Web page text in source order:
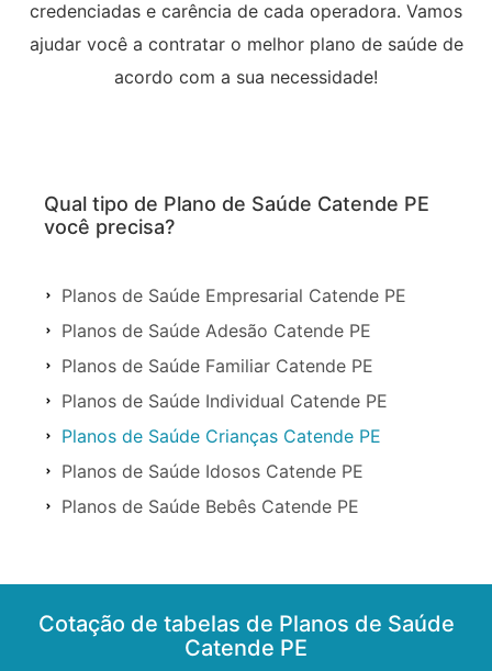
credenciadas e carência de cada operadora. Vamos
ajudar você a contratar o melhor plano de saúde de
acordo com a sua necessidade!
Qual tipo de Plano de Saúde Catende PE
você precisa?
Planos de Saúde Empresarial Catende PE
Planos de Saúde Adesão Catende PE
Planos de Saúde Familiar Catende PE
Planos de Saúde Individual Catende PE
Planos de Saúde Crianças Catende PE
Planos de Saúde Idosos Catende PE
Planos de Saúde Bebês Catende PE
Cotação de tabelas de Planos de Saúde
Catende PE